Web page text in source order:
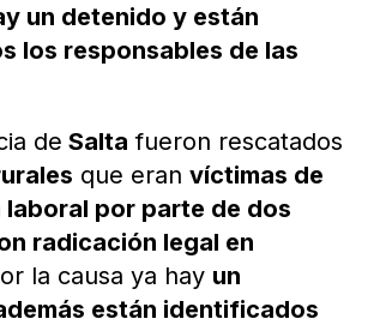
un detenido y están
los responsables de las
de Salta fueron rescatados
que eran víctimas de
por parte de dos
radicación legal en
la causa ya hay un
están identificados